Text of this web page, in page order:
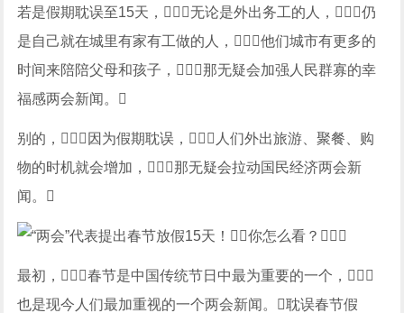
若是假期耽误至15天，无论是外出务工的人，仍
是自己就在城里有家有工做的人，他们城市有更多的
时间来陪陪父母和孩子，那无疑会加强人民群寡的幸
福感两会新闻。
别的，因为假期耽误，人们外出旅游、聚餐、购
物的时机就会增加，那无疑会拉动国民经济两会新
闻。
最初，春节是中国传统节日中最为重要的一个，
也是现今人们最加重视的一个两会新闻。耽误春节假